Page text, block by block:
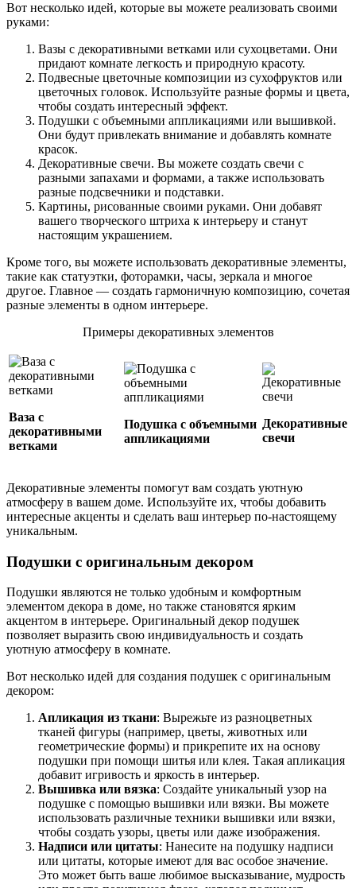
Вот несколько идей, которые вы можете реализовать своими
руками:
Вазы с декоративными ветками или сухоцветами. Они
придают комнате легкость и природную красоту.
Подвесные цветочные композиции из сухофруктов или
цветочных головок. Используйте разные формы и цвета,
чтобы создать интересный эффект.
Подушки с объемными аппликациями или вышивкой.
Они будут привлекать внимание и добавлять комнате
красок.
Декоративные свечи. Вы можете создать свечи с
разными запахами и формами, а также использовать
разные подсвечники и подставки.
Картины, рисованные своими руками. Они добавят
вашего творческого штриха к интерьеру и станут
настоящим украшением.
Кроме того, вы можете использовать декоративные элементы,
такие как статуэтки, фоторамки, часы, зеркала и многое
другое. Главное — создать гармоничную композицию, сочетая
разные элементы в одном интерьере.
Примеры декоративных элементов
Ваза с
декоративными
ветками
Подушка с объемными
аппликациями
Декоративные
свечи
Декоративные элементы помогут вам создать уютную
атмосферу в вашем доме. Используйте их, чтобы добавить
интересные акценты и сделать ваш интерьер по-настоящему
уникальным.
Подушки с оригинальным декором
Подушки являются не только удобным и комфортным
элементом декора в доме, но также становятся ярким
акцентом в интерьере. Оригинальный декор подушек
позволяет выразить свою индивидуальность и создать
уютную атмосферу в комнате.
Вот несколько идей для создания подушек с оригинальным
декором:
Апликация из ткани: Вырежьте из разноцветных
тканей фигуры (например, цветы, животных или
геометрические формы) и прикрепите их на основу
подушки при помощи шитья или клея. Такая апликация
добавит игривость и яркость в интерьер.
Вышивка или вязка: Создайте уникальный узор на
подушке с помощью вышивки или вязки. Вы можете
использовать различные техники вышивки или вязки,
чтобы создать узоры, цветы или даже изображения.
Надписи или цитаты: Нанесите на подушку надписи
или цитаты, которые имеют для вас особое значение.
Это может быть ваше любимое высказывание, мудрость